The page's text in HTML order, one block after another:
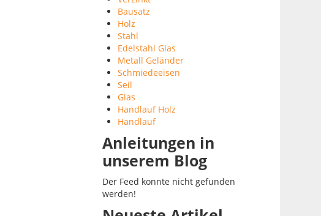
Bausatz
Holz
Stahl
Edelstahl Glas
Metall Geländer
Schmiedeeisen
Seil
Glas
Handlauf Holz
Handlauf
Anleitungen in
unserem Blog
Der Feed konnte nicht gefunden
werden!